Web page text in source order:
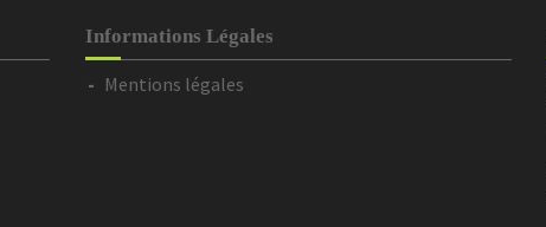
Informations Légales
Mentions légales